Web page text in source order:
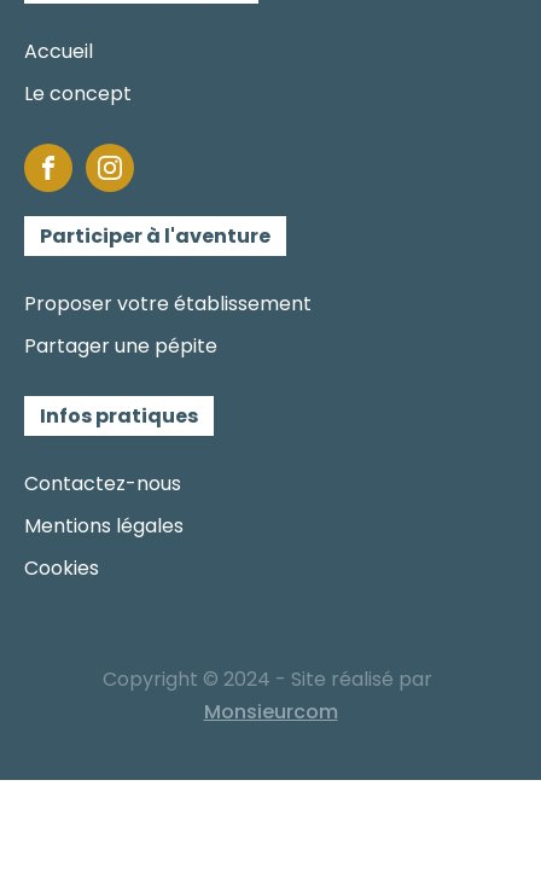
Accueil
Le concept
Participer à l'aventure
Proposer votre établissement
Partager une pépite
Infos pratiques
Contactez-nous
Mentions légales
Cookies
Copyright © 2024 - Site réalisé par
Monsieurcom